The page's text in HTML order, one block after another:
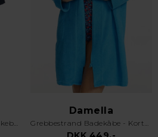
Lysekil - Bade Poncho - Mørkeblå
Damella
Grebbestrand Badekåbe - Kortærmet - Turkis